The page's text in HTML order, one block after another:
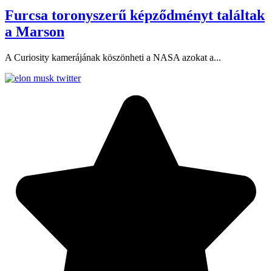
Furcsa toronyszerű képződményt találtak
a Marson
A Curiosity kamerájának köszönheti a NASA azokat a...